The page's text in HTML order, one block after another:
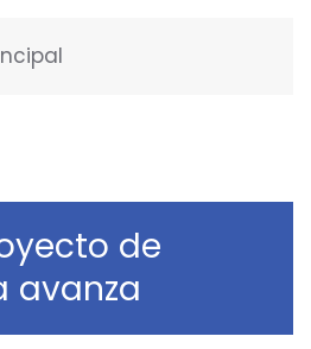
de
avanza